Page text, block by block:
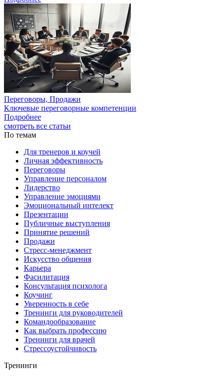
Переговоры, Продажи
Ключевые переговорные компетенции
Подробнее
смотреть все статьи
По темам
Для тренеров и коучей
Личная эффективность
Переговоры
Управление персоналом
Лидерство
Управление эмоциями
Эмоциональный интелект
Презентации
Публичные выступления
Принятие решений
Продажи
Стресс-менеджмент
Искусство общения
Карьера
Фасилитация
Консультация психолога
Коучинг
Уверенность в себе
Тренинги для руководителей
Командообразование
Как выбрать профессию
Тренинги для врачей
Стрессоустойчивость
Тренинги